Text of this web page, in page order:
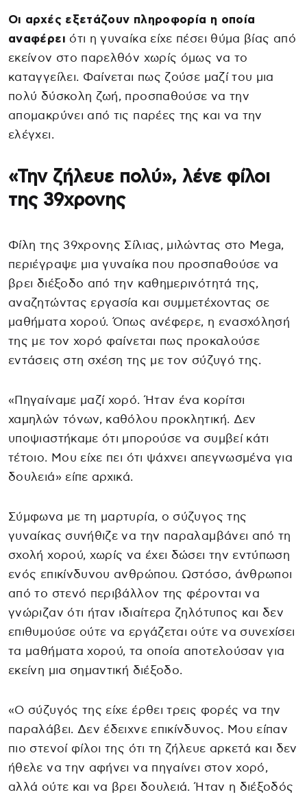
Οι αρχές εξετάζουν πληροφορία η οποία
αναφέρει ότι η γυναίκα είχε πέσει θύμα βίας από
εκείνον στο παρελθόν χωρίς όμως να το
καταγγείλει. Φαίνεται πως ζούσε μαζί του μια
πολύ δύσκολη ζωή, προσπαθούσε να την
απομακρύνει από τις παρέες της και να την
ελέγχει.
«Την ζήλευε πολύ», λένε φίλοι
της 39χρονης
Φίλη της 39χρονης Σίλιας, μιλώντας στο Mega,
περιέγραψε μια γυναίκα που προσπαθούσε να
βρει διέξοδο από την καθημερινότητά της,
αναζητώντας εργασία και συμμετέχοντας σε
μαθήματα χορού. Όπως ανέφερε, η ενασχόλησή
της με τον χορό φαίνεται πως προκαλούσε
εντάσεις στη σχέση της με τον σύζυγό της.
«Πηγαίναμε μαζί χορό. Ήταν ένα κορίτσι
χαμηλών τόνων, καθόλου προκλητική. Δεν
υποψιαστήκαμε ότι μπορούσε να συμβεί κάτι
τέτοιο. Μου είχε πει ότι ψάχνει απεγνωσμένα για
δουλειά» είπε αρχικά.
Σύμφωνα με τη μαρτυρία, ο σύζυγος της
γυναίκας συνήθιζε να την παραλαμβάνει από τη
σχολή χορού, χωρίς να έχει δώσει την εντύπωση
ενός επικίνδυνου ανθρώπου. Ωστόσο, άνθρωποι
από το στενό περιβάλλον της φέρονται να
γνώριζαν ότι ήταν ιδιαίτερα ζηλότυπος και δεν
επιθυμούσε ούτε να εργάζεται ούτε να συνεχίσει
τα μαθήματα χορού, τα οποία αποτελούσαν για
εκείνη μια σημαντική διέξοδο.
«Ο σύζυγός της είχε έρθει τρεις φορές να την
παραλάβει. Δεν έδειχνε επικίνδυνος. Μου είπαν
πιο στενοί φίλοι της ότι τη ζήλευε αρκετά και δεν
ήθελε να την αφήνει να πηγαίνει στον χορό,
αλλά ούτε και να βρει δουλειά. Ήταν η διέξοδός